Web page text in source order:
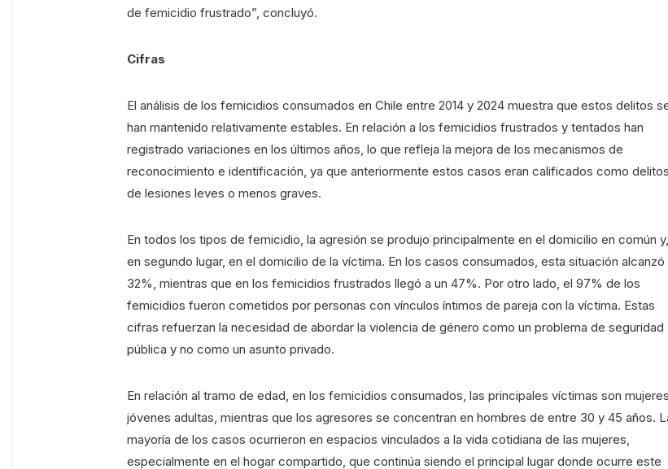
de femicidio frustrado”, concluyó.
Cifras
El análisis de los femicidios consumados en Chile entre 2014 y 2024 muestra que estos delitos
han mantenido relativamente estables. En relación a los femicidios frustrados y tentados han
registrado variaciones en los últimos años, lo que refleja la mejora de los mecanismos de
reconocimiento e identificación, ya que anteriormente estos casos eran calificados como delitos
de lesiones leves o menos graves.
En todos los tipos de femicidio, la agresión se produjo principalmente en el domicilio en común y,
en segundo lugar, en el domicilio de la víctima. En los casos consumados, esta situación alcanzó
32%, mientras que en los femicidios frustrados llegó a un 47%. Por otro lado, el 97% de los
femicidios fueron cometidos por personas con vínculos íntimos de pareja con la víctima. Estas
cifras refuerzan la necesidad de abordar la violencia de género como un problema de seguridad
pública y no como un asunto privado.
En relación al tramo de edad, en los femicidios consumados, las principales víctimas son mujeres
jóvenes adultas, mientras que los agresores se concentran en hombres de entre 30 y 45 años.
mayoría de los casos ocurrieron en espacios vinculados a la vida cotidiana de las mujeres,
especialmente en el hogar compartido, que continúa siendo el principal lugar donde ocurre este